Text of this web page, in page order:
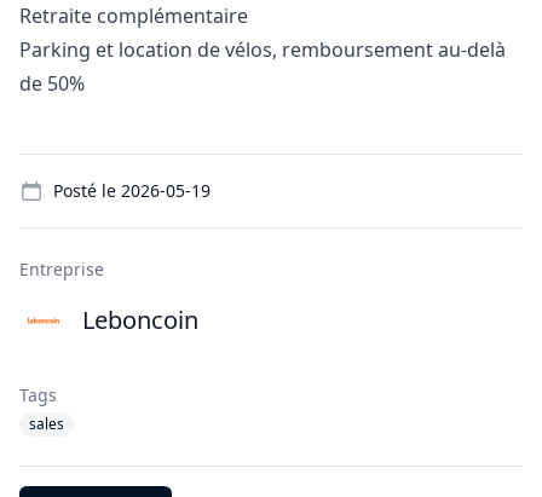
Retraite complémentaire
Parking et location de vélos, remboursement au-delà
de 50%
Posté le 2026-05-19
Entreprise
Leboncoin
Tags
sales